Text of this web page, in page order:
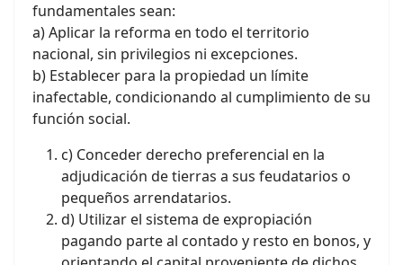
fundamentales sean:
a) Aplicar la reforma en todo el territorio
nacional, sin privilegios ni excepciones.
b) Establecer para la propiedad un límite
inafectable, condicionando al cumplimiento de su
función social.
c) Conceder derecho preferencial en la
adjudicación de tierras a sus feudatarios o
pequeños arrendatarios.
d) Utilizar el sistema de expropiación
pagando parte al contado y resto en bonos, y